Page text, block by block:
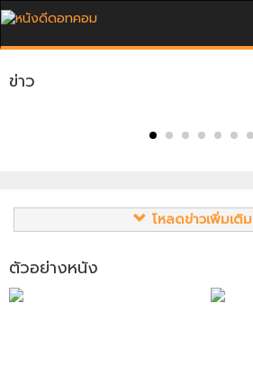
ข่าว
โหลดข่าวเพิ่มเติม
ตัวอย่างหนัง